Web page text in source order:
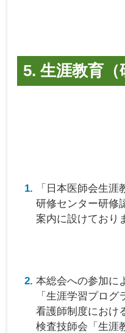
5. 生涯教育
「日本医師会生
研修センター研修
案内に設けており
本総会への参加に
「生涯学習プロ
看護師制度におけ
検査技師会「生涯